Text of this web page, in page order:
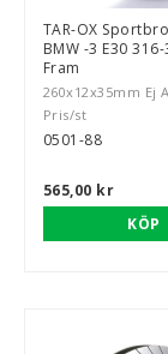
Rally-
TAR-OX
BMW -3 E30
Fram
260x12x35mm Ej
Pris/st
0501-88
565,00 kr
KÖP